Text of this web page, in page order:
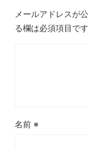
メールアドレスが
る欄は必須項目です
名前 ※